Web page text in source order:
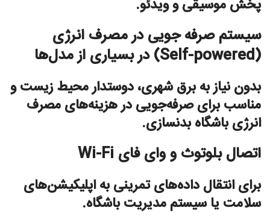
پخش موسیقی و ویدئو.
سیستم صرفه جویی در مصرف انرژی
(Self-powered) در بسیاری از مدل‌ها
بدون نیاز به برق شهری، دوستدار محیط زیست و
مناسب برای صرفه‌جویی در هزینه‌های مصرف
انرژی باشگاه بدنسازی.
اتصال بلوتوث و وای فای Wi-Fi
برای انتقال داده‌های تمرینی به اپلیکیشن‌های
سلامت یا سیستم مدیریت باشگاه.